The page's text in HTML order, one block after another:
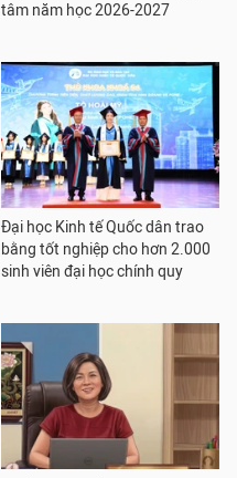
tâm năm học 2026-2027
Đại học Kinh tế Quốc dân trao
bằng tốt nghiệp cho hơn 2.000
sinh viên đại học chính quy